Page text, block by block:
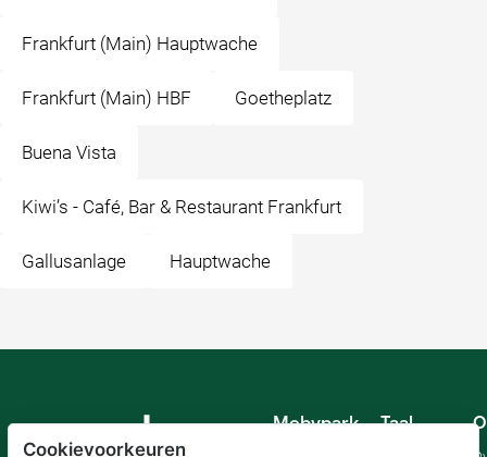
Frankfurt (Main) Hauptwache
Frankfurt (Main) HBF Goetheplatz
Buena Vista
Kiwi’s - Café, Bar & Restaurant Frankfurt
Gallusanlage Hauptwache
Mobypark
Taal
Cookievoorkeuren